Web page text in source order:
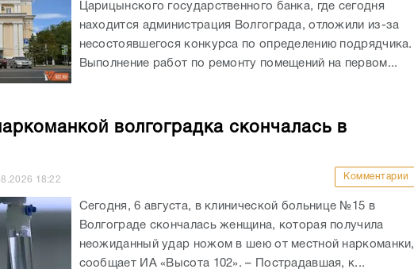
Царицынского государственного банка, где сегодня
находится администрация Волгограда, отложили из-за
несостоявшегося конкурса по определению подрядчика.
Выполнение работ по ремонту помещений на первом...
волгоградка скончалась в
18:22 Комментарии
Сегодня, 6 августа, в клинической больнице №15 в
Волгограде скончалась женщина, которая получила
неожиданный удар ножом в шею от местной наркоманки,
сообщает ИА «Высота 102». – Пострадавшая, к...